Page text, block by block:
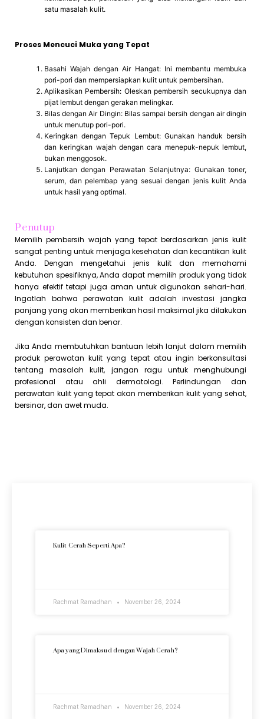
satu masalah kulit.
Proses Mencuci Muka yang Tepat
Basahi Wajah dengan Air Hangat: Ini membantu membuka
pori-pori dan mempersiapkan kulit untuk pembersihan.
Aplikasikan Pembersih: Oleskan pembersih secukupnya dan
pijat lembut dengan gerakan melingkar.
Bilas dengan Air Dingin: Bilas sampai bersih dengan air dingin
untuk menutup pori-pori.
Keringkan dengan Tepuk Lembut: Gunakan handuk bersih
dan keringkan wajah dengan cara menepuk-nepuk lembut,
bukan menggosok.
Lanjutkan dengan Perawatan Selanjutnya: Gunakan toner,
serum, dan pelembap yang sesuai dengan jenis kulit Anda
untuk hasil yang optimal.
Penutup
Memilih pembersih wajah yang tepat berdasarkan jenis kulit
sangat penting untuk menjaga kesehatan dan kecantikan kulit
Anda. Dengan mengetahui jenis kulit dan memahami
kebutuhan spesifiknya, Anda dapat memilih produk yang tidak
hanya efektif tetapi juga aman untuk digunakan sehari-hari.
Ingatlah bahwa perawatan kulit adalah investasi jangka
panjang yang akan memberikan hasil maksimal jika dilakukan
dengan konsisten dan benar.
Jika Anda membutuhkan bantuan lebih lanjut dalam memilih
produk perawatan kulit yang tepat atau ingin berkonsultasi
tentang masalah kulit, jangan ragu untuk menghubungi
profesional atau ahli dermatologi. Perlindungan dan
perawatan kulit yang tepat akan memberikan kulit yang sehat,
bersinar, dan awet muda.
Kulit Cerah Seperti Apa?
Rachmat Ramadhan November 26, 2024
Apa yang Dimaksud dengan Wajah Cerah?
Rachmat Ramadhan November 26, 2024